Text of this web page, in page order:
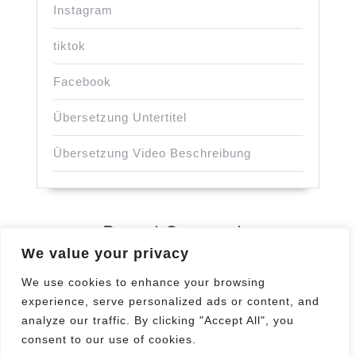
We value your privacy
We use cookies to enhance your browsing
experience, serve personalized ads or content, and
analyze our traffic. By clicking "Accept All", you
consent to our use of cookies.
Instagram
tiktok
Facebook
Übersetzung Untertitel
Übersetzung Video Beschreibung
Recent Comments